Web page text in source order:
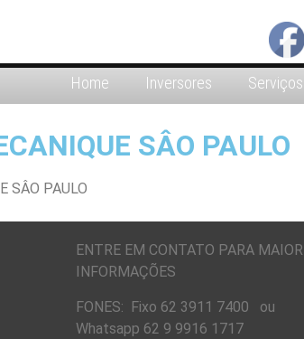
Home Inversores
SÂO PAULO
ENTRE EM CONTATO PARA
INFORMAÇÕES
FONES: Fixo 62 3911 7400 ou
Whatsapp 62 9 9916 1717